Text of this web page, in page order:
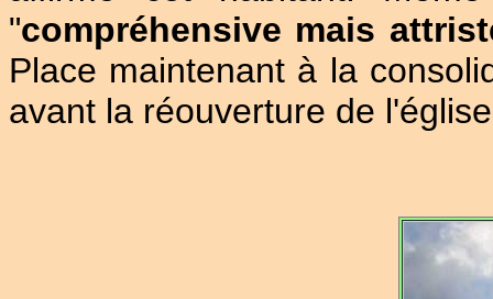
"compréhensive mais
Place maintenant à la
avant la réouverture de